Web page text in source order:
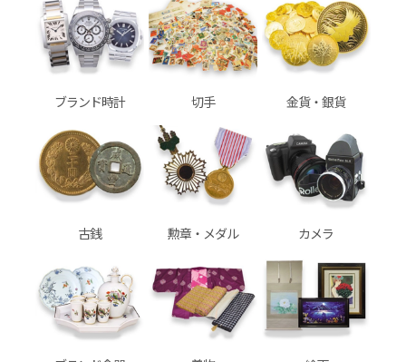
ブランド時計 切手 金貨・銀貨
古銭 勲章・メダル カメラ